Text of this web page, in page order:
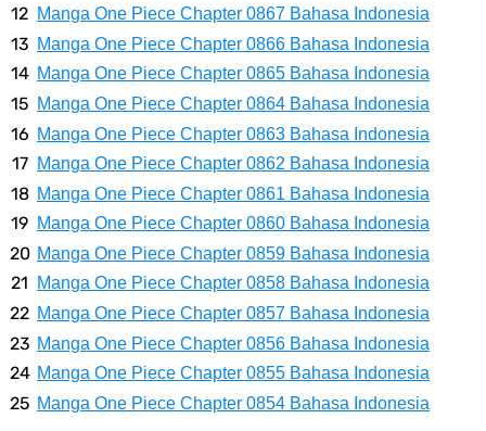
Milik Loki
Profil Slamet Rahardjo, Aktor Dengan Peran Penting Dalam Perfilman
Indonesia
Resep Roti Panggang, Sangat Mudah Untuk Menjadi Cemilan
Bersama Keluarga
Arti Bendera Seychelles, Negara Kepulauan Yang Terletak Di
Samudra Hindia
Cara Bayar Akulaku Lewat Gopay, Sangat Mudah Dan Tidak Ribet
Manga One Piece Chapter 0867 Bahasa Indonesia
Manga One Piece Chapter 0866 Bahasa Indonesia
Manga One Piece Chapter 0865 Bahasa Indonesia
Manga One Piece Chapter 0864 Bahasa Indonesia
Manga One Piece Chapter 0863 Bahasa Indonesia
Manga One Piece Chapter 0862 Bahasa Indonesia
Manga One Piece Chapter 0861 Bahasa Indonesia
Manga One Piece Chapter 0860 Bahasa Indonesia
Manga One Piece Chapter 0859 Bahasa Indonesia
Manga One Piece Chapter 0858 Bahasa Indonesia
Manga One Piece Chapter 0857 Bahasa Indonesia
Manga One Piece Chapter 0856 Bahasa Indonesia
Manga One Piece Chapter 0855 Bahasa Indonesia
Manga One Piece Chapter 0854 Bahasa Indonesia